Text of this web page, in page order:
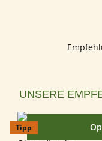
Produktgalerie
UNSERE
Tipp